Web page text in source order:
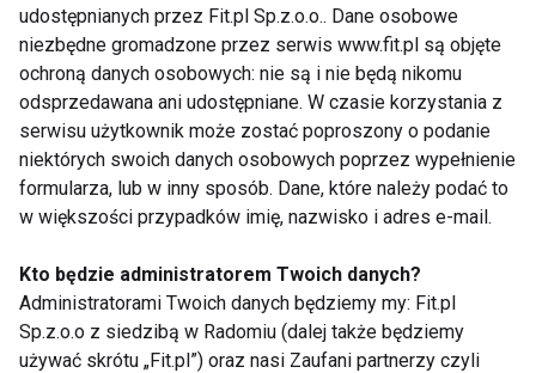
Mikroplastik wpływa
na pogodę i
obecność metali
ciężkich w chmurach.
Najnowsze badanie
Ewolucja rynku
trenerów
personalnych: Raport
z czteroletnich badań
Pokaż więcej
Masło
udostępnianych przez Fit.pl Sp.z.o.o.. Dane osobowe
niezbędne gromadzone przez serwis www.fit.pl są objęte
ochroną danych osobowych: nie są i nie będą nikomu
odsprzedawana ani udostępniane. W czasie korzystania z
serwisu użytkownik może zostać poproszony o podanie
niektórych swoich danych osobowych poprzez wypełnienie
formularza, lub w inny sposób. Dane, które należy podać to
w większości przypadków imię, nazwisko i adres e-mail.
Kto będzie administratorem Twoich danych?
Administratorami Twoich danych będziemy my: Fit.pl
Sp.z.o.o z siedzibą w Radomiu (dalej także będziemy
używać skrótu „Fit.pl”) oraz nasi Zaufani partnerzy czyli